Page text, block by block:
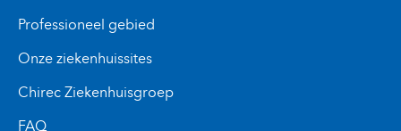
Professioneel gebied
Onze ziekenhuissites
Chirec Ziekenhuisgroep
FAQ